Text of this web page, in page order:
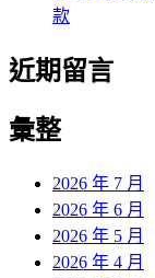
款
近期留言
彙整
2026 年 7 月
2026 年 6 月
2026 年 5 月
2026 年 4 月